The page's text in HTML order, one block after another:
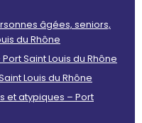
âgées, seniors,
du Rhône
Saint Louis du Rhône
Louis du Rhône
et atypiques – Port